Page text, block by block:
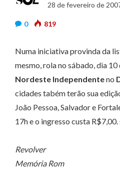
28 de fevereiro de
0 819
Numa iniciativa provinda da
mesmo, rola no sábado, dia 10
Nordeste Independenteno
cidades tabém terão sua
João Pessoa, Salvador e
17h e o ingresso custa
Revolver
Memória Rom